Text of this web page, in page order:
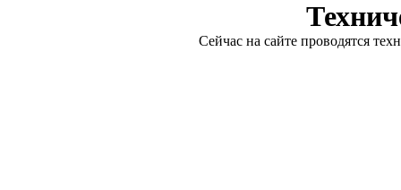
Сейчас на сайте проводятся